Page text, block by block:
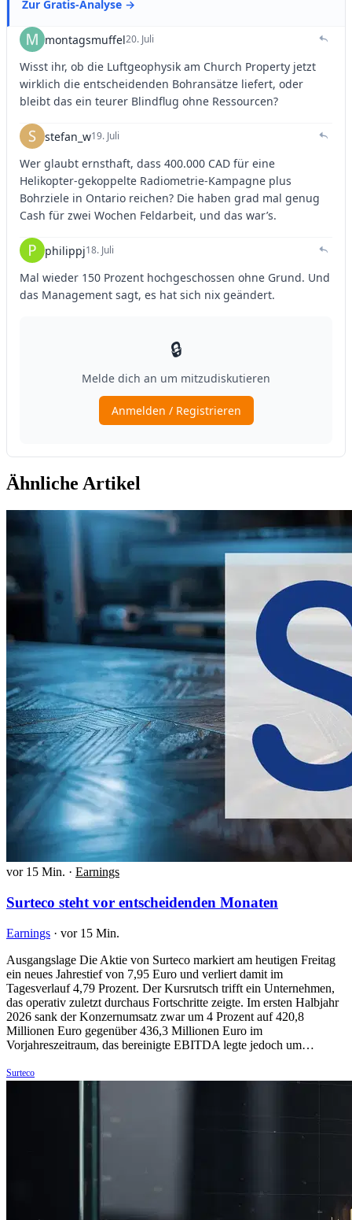
Ähnliche Artikel
vor 15 Min. · Earnings
Surteco steht vor entscheidenden Monaten
Earnings · vor 15 Min.
Ausgangslage Die Aktie von Surteco markiert am heutigen Freitag
ein neues Jahrestief von 7,95 Euro und verliert damit im
Tagesverlauf 4,79 Prozent. Der Kursrutsch trifft ein Unternehmen,
das operativ zuletzt durchaus Fortschritte zeigte. Im ersten Halbjahr
2026 sank der Konzernumsatz zwar um 4 Prozent auf 420,8
Millionen Euro gegenüber 436,3 Millionen Euro im
Vorjahreszeitraum, das bereinigte EBITDA legte jedoch um…
Surteco